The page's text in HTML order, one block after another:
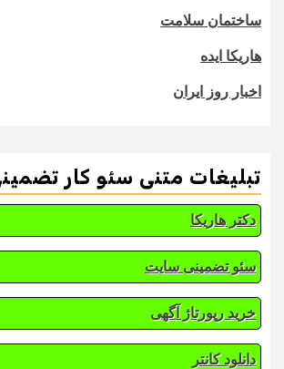
ساختمان سلامت
هاریکا ایده
اخبار روز ایران
تبلیغات متنی سئو کار
دکتر هاریکا
سئو تضمینی سایت
خرید رپورتاژ آگهی
دانلود کانتر